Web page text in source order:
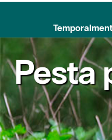
Pesta